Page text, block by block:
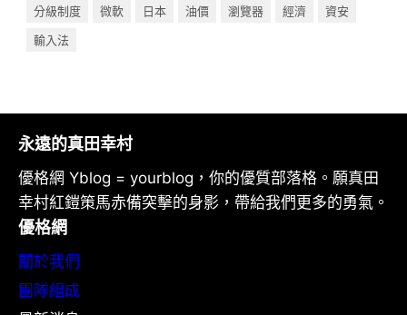
分級制度
微軟 日本 油價 瀏覽器 經濟
資安
輸入法
永遠的真田幸村
優格網 Yblog = yourblog，你的優質部落格。願真田
幸村紅鎧策馬赤備突擊的身影，帶給我們更多的勇氣。
優格網
關於我們
團隊組成